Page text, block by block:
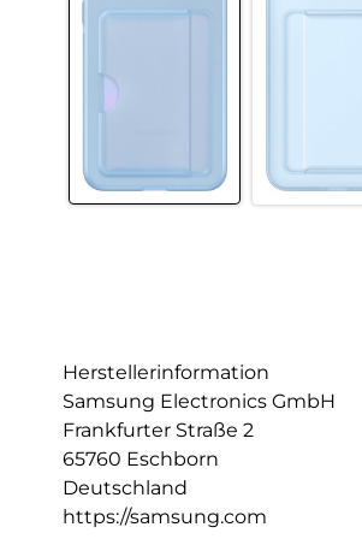
Herstellerinformation
Samsung Electronics GmbH
Frankfurter Straße 2
65760 Eschborn
Deutschland
https://samsung.com